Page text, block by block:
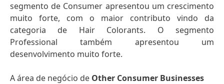
segmento de Consumer apresentou um crescimento
muito forte, com o maior contributo vindo da
categoria de Hair Colorants. O segmento
Professional também apresentou um
desenvolvimento muito forte.
A área de negócio de Other Consumer Businesses